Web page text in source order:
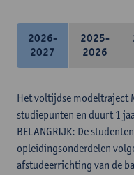
2026-
2027
2025-
2026
Het voltijdse modeltraject
studiepunten en duurt 1
BELANGRIJK: De
opleidingsonderdelen
afstudeerrichting van de